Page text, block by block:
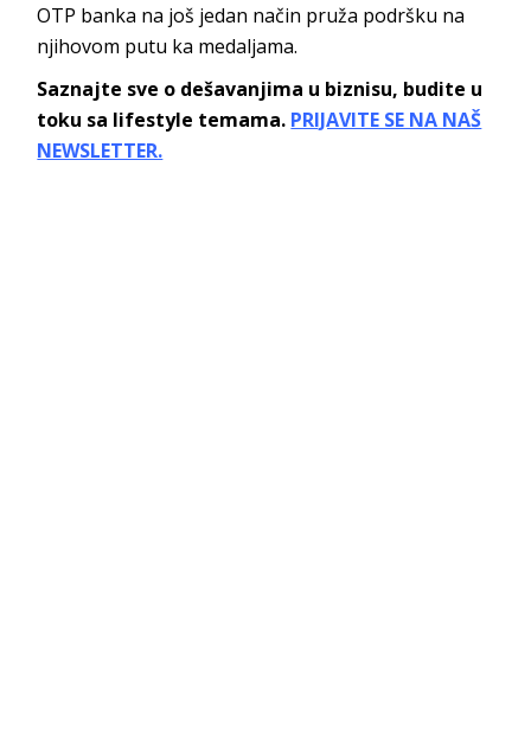
OTP banka na još jedan način pruža podršku na
njihovom putu ka medaljama.
Saznajte sve o dešavanjima u biznisu, budite u
toku sa lifestyle temama. PRIJAVITE SE NA NAŠ
NEWSLETTER.